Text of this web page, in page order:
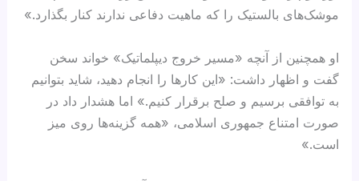
موشک‌های بالستیک را که ماهیت دفاعی ندارند کنار بگذارد.»
او همچنین از آنچه «مسیر خروج دیپلماتیک» خواند سخن
گفت و اظهار داشت: «این کارها را انجام دهید، شاید بتوانیم
به توافقی برسیم و صلح برقرار کنیم.» اما هشدار داد در
صورت امتناع جمهوری اسلامی، «همه گزینه‌ها روی میز
است.»